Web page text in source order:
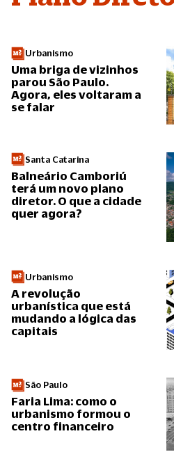
Urbanismo
Uma briga de vizinhos
parou São Paulo.
Agora, eles voltaram a
se falar
Santa Catarina
Balneário Camboriú
terá um novo plano
diretor. O que a cidade
quer agora?
Urbanismo
A revolução
urbanística que está
mudando a lógica das
capitais
São Paulo
Faria Lima: como o
urbanismo formou o
centro financeiro